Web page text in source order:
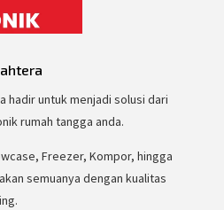
hadir untuk menjadi solusi dari
rumah tangga anda.
Freezer, Kompor, hingga
semuanya dengan kualitas